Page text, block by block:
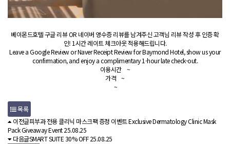
베이몬드호텔 구글 리뷰 OR 네이버 영수증 리뷰를 남겨주신 고객님 리뷰 작성 후 인증 확
인! 1시간 레이트 체크아웃 적용해드립니다.
Leave a Google Review or Naver Receipt Review for Baymond Hotel, show us your
confirmation, and enjoy a complimentary 1-hour late check-out.
이용시간 ~
가격~
~
목록
이전글피부과 전용 클리닉 마스크팩 증정 이벤트 Exclusive Dermatology Clinic Mask
Pack Giveaway Event25.08.25
다음글SMART SUITE 30% OFF25.08.25